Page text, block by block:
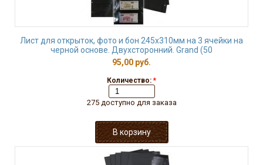
Лист для открыток, фото и бон 245х310мм на 3 ячейки на
черной основе. Двухсторонний. Grand (50
95,00 руб.
Количество: *
275 доступно для заказа